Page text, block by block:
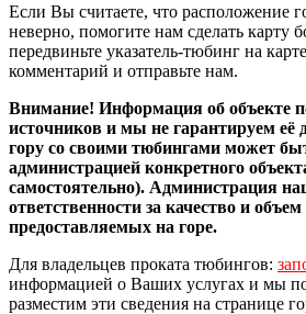
Если Вы считаете, что расположение
неверно, помогите нам сделать карту
передвиньте указатель-тюбинг на
комментарий и отправьте нам.
Внимание! Информация об объекте
источников и мы не гарантируем её
гору со своими тюбингами может
администрацией конкретного
самостоятельно). Администрация
ответственности за качество и объем
предоставляемых на горе.
Для владельцев проката тюбингов:
информацией о Ваших услугах и мы
разместим эти сведения на